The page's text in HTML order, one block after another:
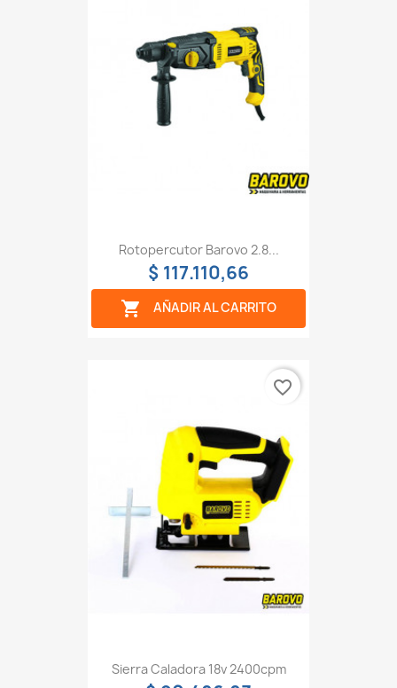
Rotopercutor Barovo 2.8...
$ 117.110,66
 AÑADIR AL CARRITO
Sierra Caladora 18v 2400cpm
favorite_border